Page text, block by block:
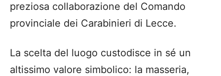
preziosa collaborazione del Comando
provinciale dei Carabinieri di Lecce.
La scelta del luogo custodisce in sé un
altissimo valore simbolico: la masseria,